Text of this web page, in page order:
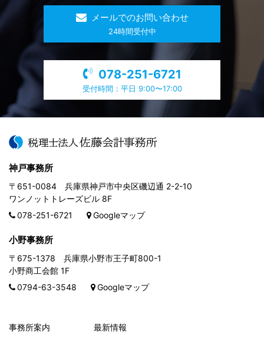
メールでのお問い合わせ
​24時間受付中
078-251-6721
受付時間：平日 9:00〜17:00
神戸事務所
〒651-0084 兵庫県神戸市中央区磯辺通 2-2-10
ワンノットトレーズビル 8F
078-251-6721
Googleマップ
小野事務所
〒675-1378 兵庫県小野市王子町800-1
小野商工会館 1F
0794-63-3548
Googleマップ
事務所案内
最新情報